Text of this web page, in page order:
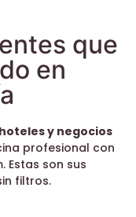
que
en
y negocios
profesional con
Estas son sus
filtros.